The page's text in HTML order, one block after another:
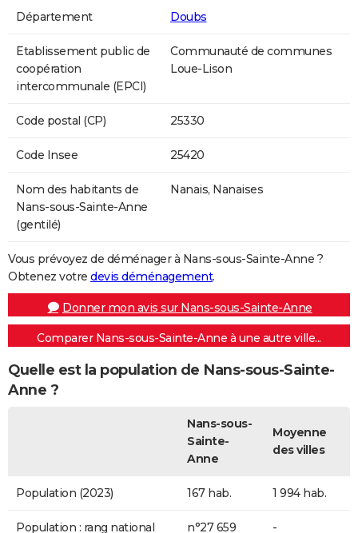
Département Doubs
Etablissement public de
coopération
intercommunale (EPCI)
Communauté de communes
Loue-Lison
Code postal (CP) 25330
Code Insee 25420
Nom des habitants de
Nans-sous-Sainte-Anne
(gentilé)
Nanais, Nanaises
Vous prévoyez de déménager à Nans-sous-Sainte-Anne ?
Obtenez votre devis déménagement.
Donner mon avis sur Nans-sous-Sainte-Anne
Comparer Nans-sous-Sainte-Anne à une autre ville...
Quelle est la population de Nans-sous-Sainte-
Anne ?
Nans-sous-
Sainte-
Anne
Moyenne
des villes
Population (2023) 167 hab. 1 994 hab.
Population : rang national
n°27 659 -